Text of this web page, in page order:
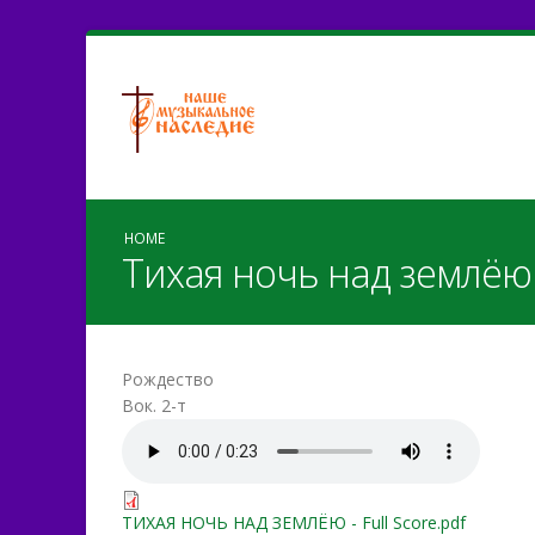
HOME
Тихая ночь над землёю
Рождество
Вок. 2-т
ТИХАЯ НОЧЬ НАД
ТИХАЯ НОЧЬ НАД
ТИХАЯ НОЧЬ НАД ЗЕМЛЁЮ - Full Score.pdf